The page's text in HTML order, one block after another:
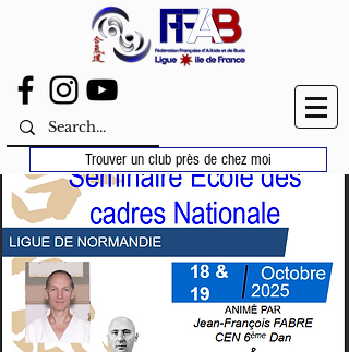
Trouver un club près de chez moi